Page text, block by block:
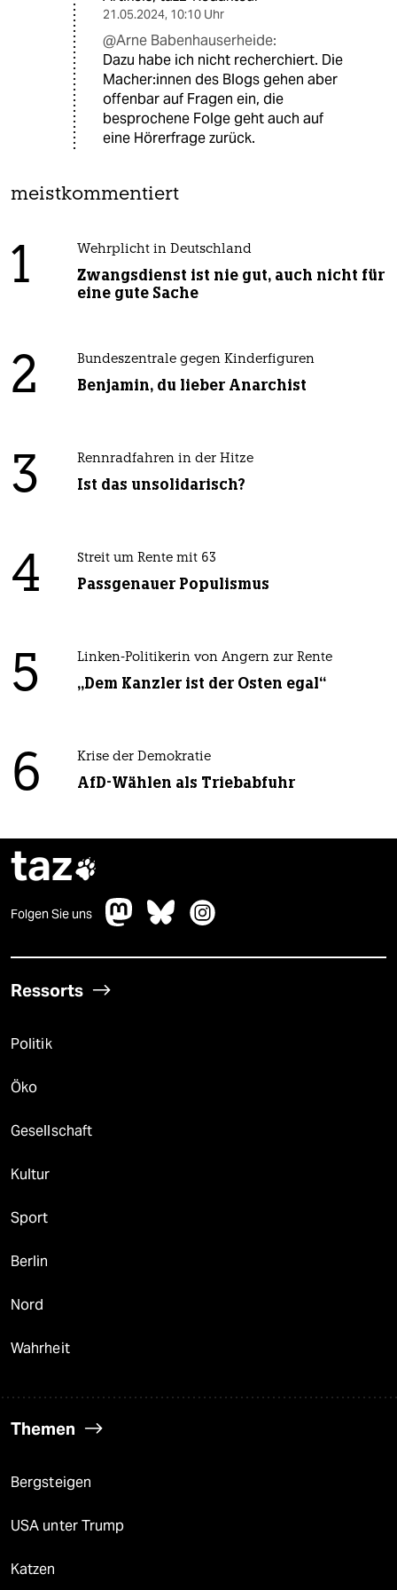
21.05.2024, 10:10 Uhr
@Arne Babenhauserheide:
Dazu habe ich nicht recherchiert. Die
Macher:innen des Blogs gehen aber
offenbar auf Fragen ein, die
besprochene Folge geht auch auf
eine Hörerfrage zurück.
meistkommentiert
1 Wehrplicht in Deutschland
Zwangsdienst ist nie gut, auch nicht für
eine gute Sache
2 Bundeszentrale gegen Kinderfiguren
Benjamin, du lieber Anarchist
3 Rennradfahren in der Hitze
Ist das unsolidarisch?
4 Streit um Rente mit 63
Passgenauer Populismus
5 Linken-Politikerin von Angern zur Rente
„Dem Kanzler ist der Osten egal“
6 Krise der Demokratie
AfD-Wählen als Triebabfuhr
taz
Folgen Sie uns
Ressorts
Politik
Öko
Gesellschaft
Kultur
Sport
Berlin
Nord
Wahrheit
Themen
Bergsteigen
USA unter Trump
Katzen